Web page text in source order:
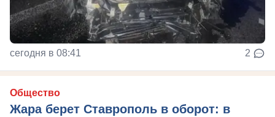
сегодня в 08:41 2
Общество
Жара берет Ставрополь в оборот: в